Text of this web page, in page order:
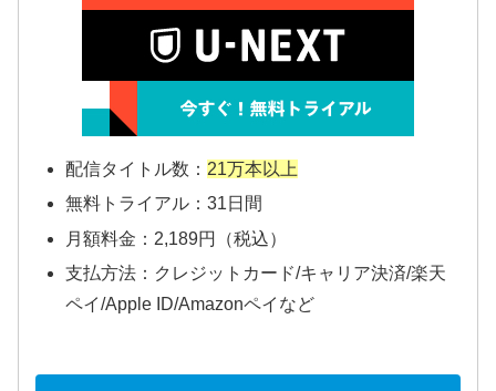
配信タイトル数： 21万本以上
無料トライアル：31日間
月額料金：2,189円（税込）
支払方法：クレジットカード/キャリア決済/楽天
ペイ/Apple ID/Amazonペイなど